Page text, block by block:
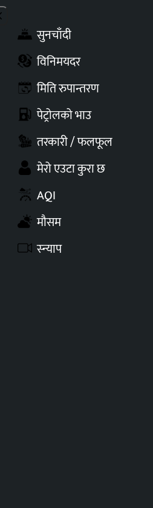
menu
सुनचाँदी
विनिमयदर
मिति रुपान्तरण
पेट्रोलको भाउ
तरकारी / फलफूल
मेरो एउटा कुरा छ
AQI
मौसम
स्न्याप